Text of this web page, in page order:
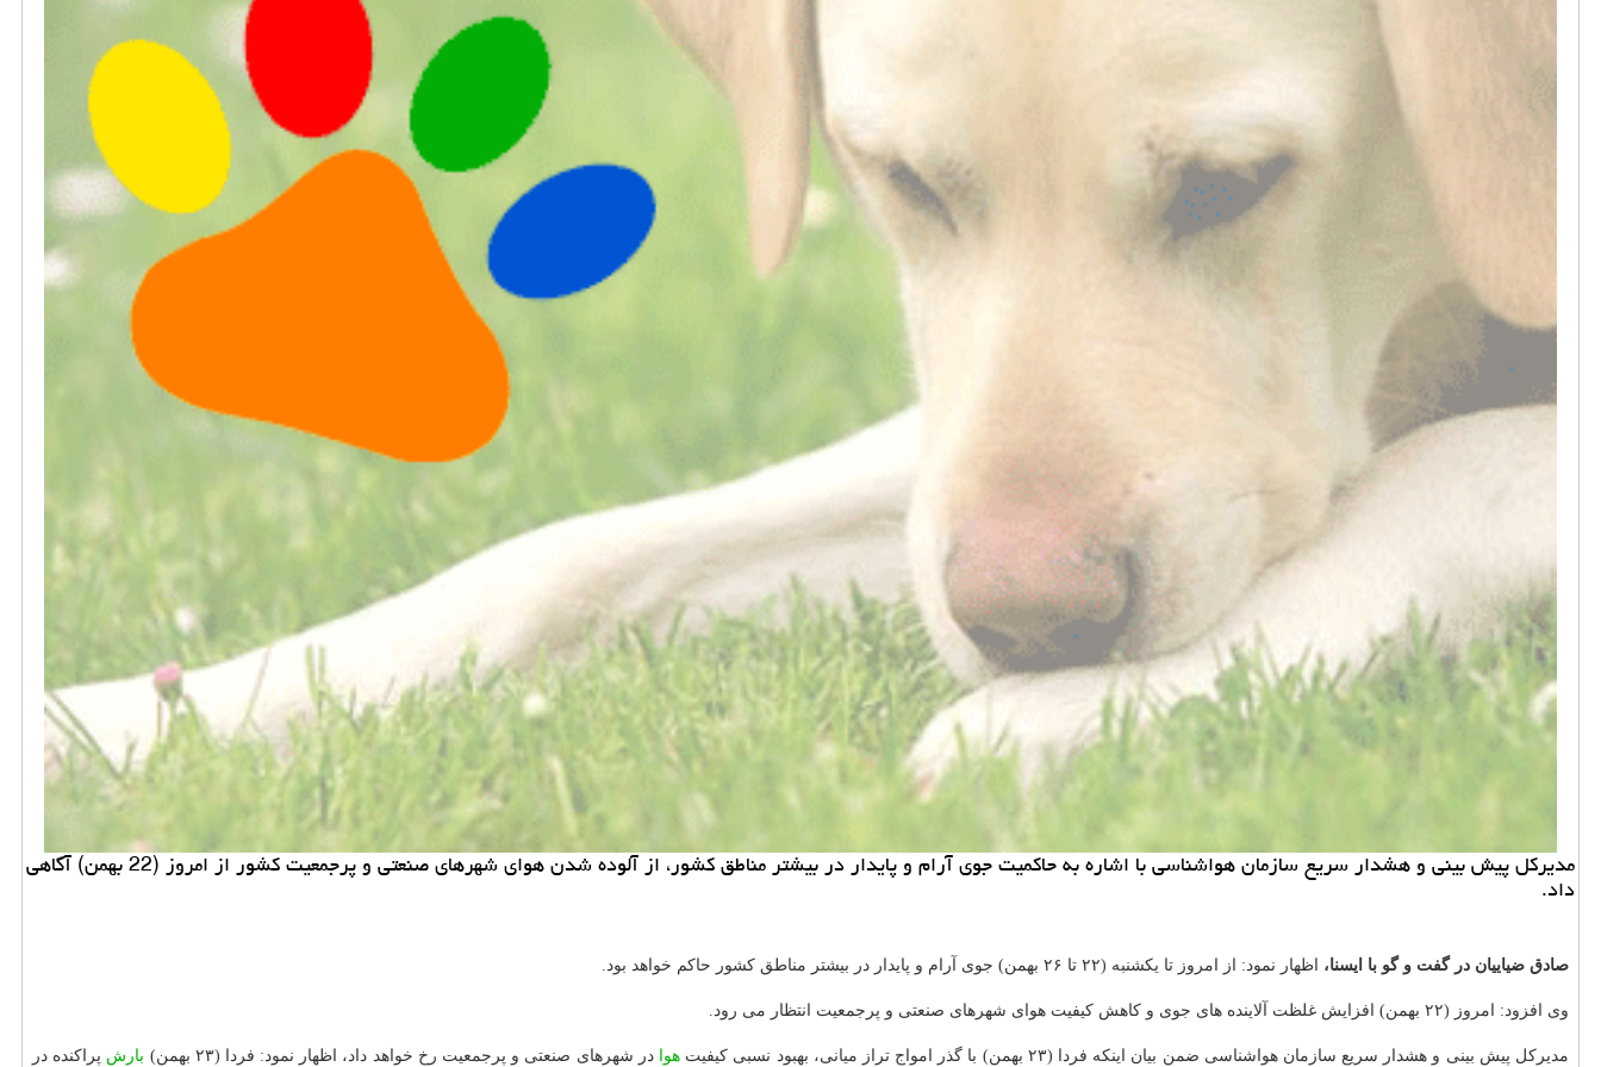
مدیرکل پیش بینی و هشدار سریع سازمان هواشناسی با اشاره به حاکمیت جوی آرام و پایدار در بیشتر مناطق کشور، از آلوده شدن هوای شهرهای صنعتی و پرجمعیت کشور از امروز (22 بهمن) آگاهی
داد.
صادق ضیاییان در گفت و گو با ایسنا، اظهار نمود: از امروز تا یکشنبه (۲۲ تا ۲۶ بهمن) جوی آرام و پایدار در بیشتر مناطق کشور حاکم خواهد بود.
وی افزود: امروز (۲۲ بهمن) افزایش غلظت آلاینده های جوی و کاهش کیفیت هوای شهرهای صنعتی و پرجمعیت انتظار می رود.
مدیرکل پیش بینی و هشدار سریع سازمان هواشناسی ضمن بیان اینکه فردا (۲۳ بهمن) با گذر امواج تراز میانی، بهبود نسبی کیفیت هوا در شهرهای صنعتی و پرجمعیت رخ خواهد داد، اظهار نمود: فردا (۲۳ بهمن) بارش پراکنده در